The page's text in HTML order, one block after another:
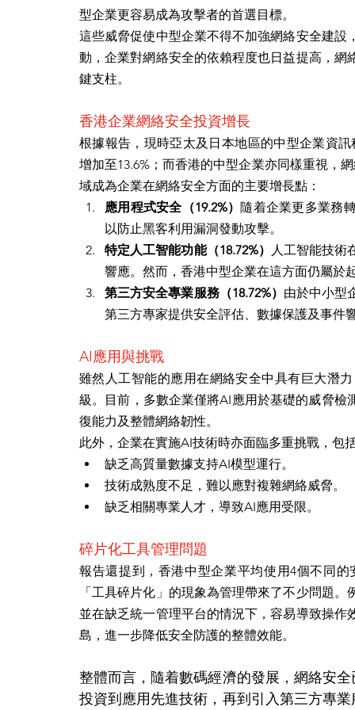
型企業更容易成為攻擊者的首選目標。
這些威脅促使中型企業不得不加強網絡安全建
動，企業對網絡安全的依賴程度也日益提高，
鍵支柱。
香港企業網絡安全投資增長
根據報告，現時亞太及日本地區的中型企業資
增加至13.6%；而香港的中型企業亦同樣重視，
域成為企業在網絡安全方面的主要增長點：
應用程式安全（19.2%） 隨着企業更多業務
以防止黑客利用漏洞發動攻擊。
特定人工智能功能（18.72%） 人工智能技術
響應。然而，香港中型企業在這方面仍屬於
第三方安全專業服務（18.72%） 由於中小型
第三方專家提供安全評估、數據保護及事件
AI應用與挑戰
雖然人工智能的應用在網絡安全中具有巨大潛
級。目前，多數企業僅將AI應用於基礎的威脅
復能力及整體網絡韌性。
此外，企業在實施AI技術時亦面臨多重挑戰，包
缺乏高質量數據支持AI模型運行。
技術成熟度不足，難以應對複雜網絡威脅。
缺乏相關專業人才，導致AI應用受限。
碎片化工具管理問題
報告還提到，香港中型企業平均使用4個不同
「工具碎片化」的現象為管理帶來了不少問題
並在缺乏統一管理平台的情況下，容易導致操
島，進一步降低安全防護的整體效能。
整體而言，隨着數碼經濟的發展，網絡安
投資到應用先進技術，再到引入第三方專